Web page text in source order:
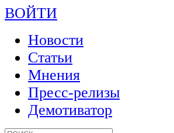
ВОЙТИ
Новости
Статьи
Мнения
Пресс-релизы
Демотиватор